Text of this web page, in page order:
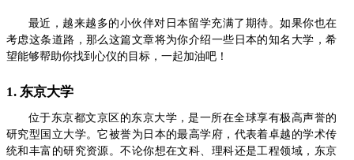
最近，越来越多的小伙伴对日本留学充满了期待。如果你也在
考虑这条道路，那么这篇文章将为你介绍一些日本的知名大学，希
望能够帮助你找到心仪的目标，一起加油吧！
1. 东京大学
位于东京都文京区的东京大学，是一所在全球享有极高声誉的
研究型国立大学。它被誉为日本的最高学府，代表着卓越的学术传
统和丰富的研究资源。不论你想在文科、理科还是工程领域，东京